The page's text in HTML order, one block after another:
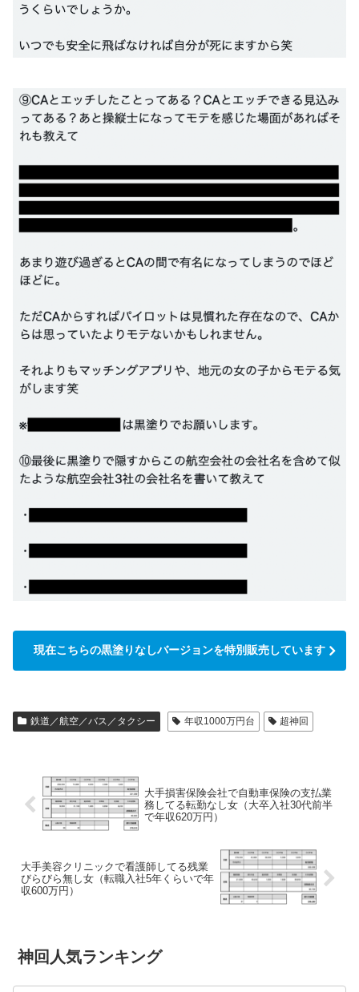
現在こちらの黒塗りなしバージョンを特別販売しています
鉄道／航空／バス／タクシー 年収1000万円台 超神回
大手損害保険会社で自動車保険の支払業
務してる転勤なし女（大卒入社30代前半
で年収620万円）
大手美容クリニックで看護師してる残業
びらびら無し女（転職入社5年くらいで年
収600万円）
神回人気ランキング